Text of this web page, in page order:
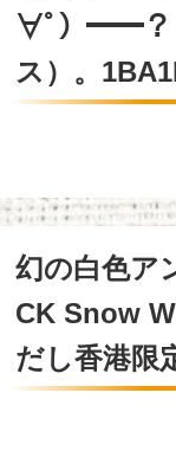
∀ﾟ）━━？
ス）。
幻の白色ア
CK Snow
だし香港限